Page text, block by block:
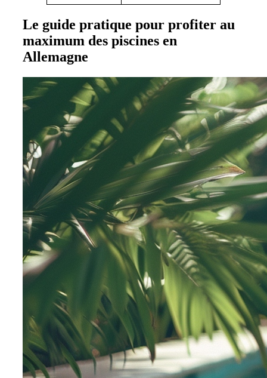
Le guide pratique pour profiter au
maximum des piscines en
Allemagne